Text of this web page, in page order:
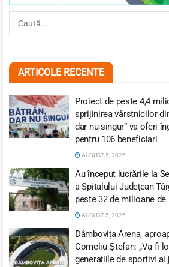
ARTICOLE RECENTE
Proiect de peste 4,4
sprijinirea vârstnicilor
dar nu singur” va oferi
pentru 106 beneficiari
AUGUST 5, 2026
Au început lucrările la
a Spitalului Județean
peste 32 de milioane de
AUGUST 5, 2026
Dâmbovița Arena,
Corneliu Ștefan: „Va fi
generațiile de sportivi ai